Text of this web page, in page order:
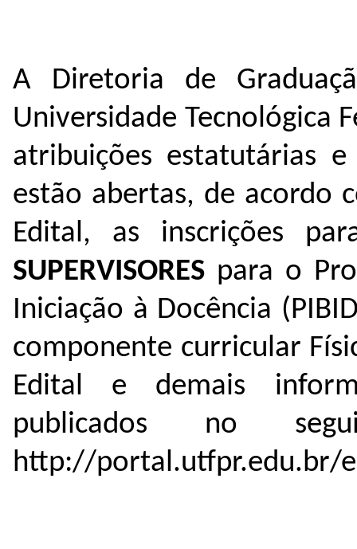
A Diretoria de
Universidade Tecnológica
atribuições estatutárias
estão abertas, de acordo
Edital, as inscrições
SUPERVISORES para o
Iniciação à Docência
componente curricular
Edital e demais
publicados no
http://portal.utfpr.edu.br/